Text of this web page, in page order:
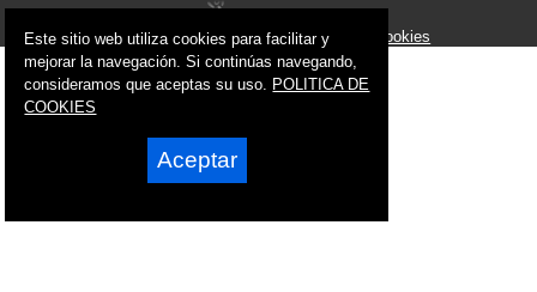
Aviso Legal-Política de Privacidad-Política de Cookies
Este sitio web utiliza cookies para facilitar y
mejorar la navegación. Si continúas navegando,
consideramos que aceptas su uso. POLITICA DE
COOKIES
Aceptar